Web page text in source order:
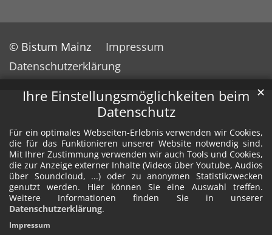
Ihre Einstellungsmöglichkeiten beim
Datenschutz
Für ein optimales Webseiten-Erlebnis verwenden wir Cookies,
die für das Funktionieren unserer Website notwendig sind.
Mit Ihrer Zustimmung verwenden wir auch Tools und Cookies,
die zur Anzeige externer Inhalte (Videos über Youtube, Audios
über Soundcloud, ...) oder zu anonymen Statistikzwecken
genutzt werden. Hier können Sie eine Auswahl treffen.
Weitere Informationen finden Sie in unserer
Datenschutzerklärung.
✕
Impressum
© Bistum Mainz
Impressum
Datenschutzerklärung